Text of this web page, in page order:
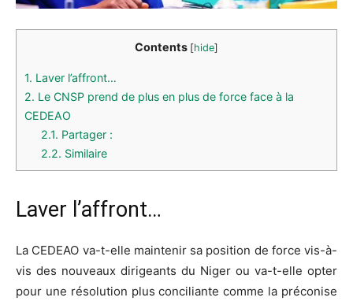
Contents [hide]
1. Laver l’affront…
2. Le CNSP prend de plus en plus de force face à la
CEDEAO
2.1. Partager :
2.2. Similaire
Laver l’affront…
La CEDEAO va-t-elle maintenir sa position de force vis-à-
vis des nouveaux dirigeants du Niger ou va-t-elle opter
pour une résolution plus conciliante comme la préconise